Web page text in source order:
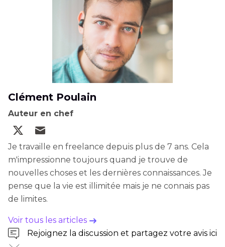
Clément Poulain
Auteur en chef
Je travaille en freelance depuis plus de 7 ans. Cela
m'impressionne toujours quand je trouve de
nouvelles choses et les dernières connaissances. Je
pense que la vie est illimitée mais je ne connais pas
de limites.
Voir tous les articles
Rejoignez la discussion et partagez votre avis ici